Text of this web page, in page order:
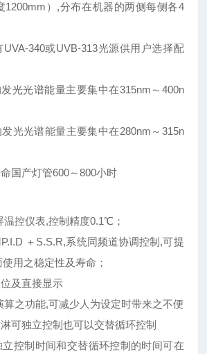
1200mm）,分布在机器的两侧每侧各4
340或UVB-313光源供用户选择配
光光谱能量主要集中在315nm～400n
光光谱能量主要集中在280nm～315n
国产灯管600～800小时
温控仪表,控制精度0.1℃；
＋S.S.R,系统同频道协调控制,可提
用之稳定性及寿命；
及直接显示
算之功能,可减少人为设定时带来之不便
可独立控制也可以交替循环控制
控制时间和交替循环控制的时间可在